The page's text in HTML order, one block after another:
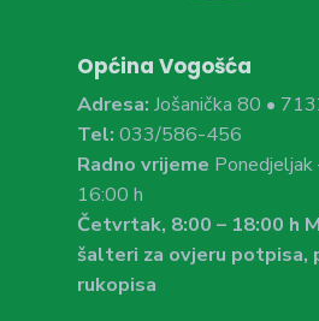
Općina Vogošća
Adresa: Jošanička 80 •
Tel: 033/586-456
Radno vrijeme
16:00 h
Četvrtak, 8:00 – 18:00 h
šalteri za ovjeru potpisa,
rukopisa